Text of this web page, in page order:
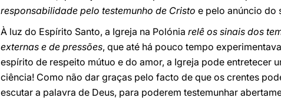
responsabilidade pelo testemunho de Cristo e pelo anúncio do
À luz do Espírito Santo, a Igreja na Polónia relê os sinais dos
externas e de pressões, que até há pouco tempo
espírito de respeito mútuo e do amor, a Igreja pode entretecer
ciência! Como não dar graças pelo facto de que os crentes
escutar a palavra de Deus, para poderem testemunhar